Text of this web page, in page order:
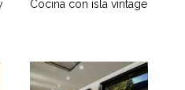
Cocina con isla vintage